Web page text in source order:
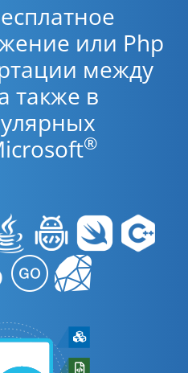
или Php
между
также в
®